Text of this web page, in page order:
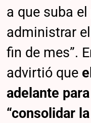
a que suba
administrar
fin de mes”.
advirtió que
adelante
“consolidar